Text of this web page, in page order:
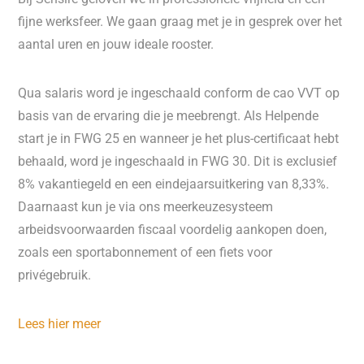
fijne werksfeer. We gaan graag met je in gesprek over het
aantal uren en jouw ideale rooster.
Qua salaris word je ingeschaald conform de cao VVT op
basis van de ervaring die je meebrengt. Als Helpende
start je in FWG 25 en wanneer je het plus-certificaat hebt
behaald, word je ingeschaald in FWG 30. Dit is exclusief
8% vakantiegeld en een eindejaarsuitkering van 8,33%.
Daarnaast kun je via ons meerkeuzesysteem
arbeidsvoorwaarden fiscaal voordelig aankopen doen,
zoals een sportabonnement of een fiets voor
privégebruik.
Lees hier meer